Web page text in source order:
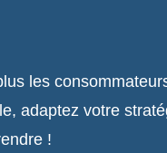
les
adaptez votre
!